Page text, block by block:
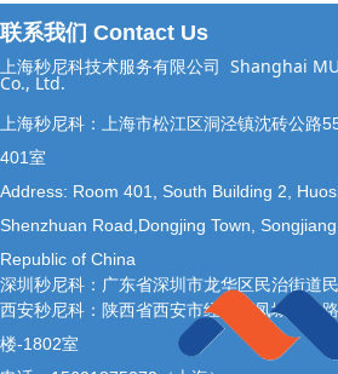
联系我们 Contact Us
上海秒尼科技术服务有限公司 Shanghai
Co., Ltd.
上海秒尼科：上海市松江区洞泾镇沈砖公路
401室
Address: Room 401, South Building 2,
Shenzhuan Road,Dongjing Town,
Republic of China
深圳秒尼科：广东省深圳市龙华区民治街道
西安秒尼科：陕西省西安市经开区凤城十二
楼-1802室